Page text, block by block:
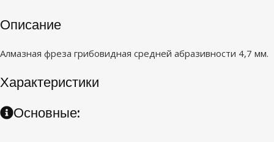
Описание
Алмазная фреза грибовидная средней абразивности 4,7 мм.
Характеристики
Основные: